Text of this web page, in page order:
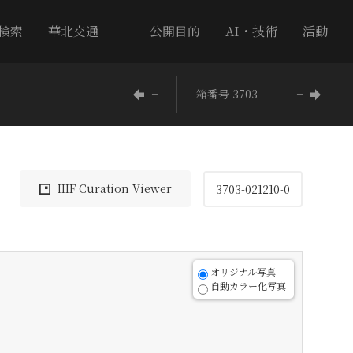
索 華北交通 公開目的 AI・技術 活動
− 箱番号 3703 −
IIIF Curation Viewer 3703-021210-0
オリジナル写真
自動カラー化写真